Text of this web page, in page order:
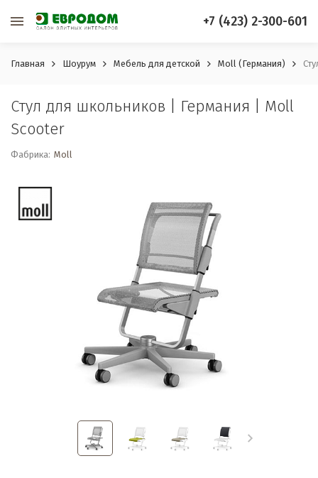
+7 (423) 2-300-601
Главная Шоурум Мебель для детской Moll (Германия)
Стул для школьников | Германия | Moll
Scooter
Фабрика: Moll